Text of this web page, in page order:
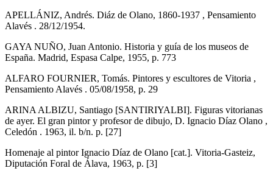
APELLÁNIZ, Andrés. Diáz de Olano, 1860-1937 , Pensamiento
Alavés . 28/12/1954.
GAYA NUÑO, Juan Antonio. Historia y guía de los museos de
España. Madrid, Espasa Calpe, 1955, p. 773
ALFARO FOURNIER, Tomás. Pintores y escultores de Vitoria ,
Pensamiento Alavés . 05/08/1958, p. 29
ARINA ALBIZU, Santiago [SANTIRIYALBI]. Figuras vitorianas
de ayer. El gran pintor y profesor de dibujo, D. Ignacio Díaz Olano ,
Celedón . 1963, il. b/n. p. [27]
Homenaje al pintor Ignacio Díaz de Olano [cat.]. Vitoria-Gasteiz,
Diputación Foral de Álava, 1963, p. [3]